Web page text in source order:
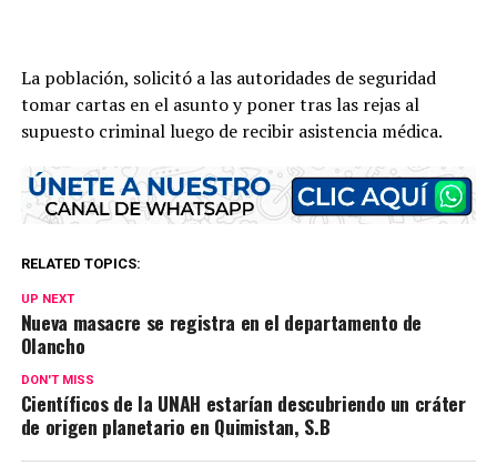
La población, solicitó a las autoridades de seguridad
tomar cartas en el asunto y poner tras las rejas al
supuesto criminal luego de recibir asistencia médica.
RELATED TOPICS:
UP NEXT
Nueva masacre se registra en el departamento de
Olancho
DON'T MISS
Científicos de la UNAH estarían descubriendo un cráter
de origen planetario en Quimistan, S.B